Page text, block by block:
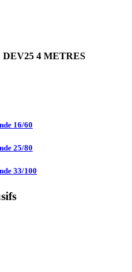
4 METRES
16/60
25/80
33/100